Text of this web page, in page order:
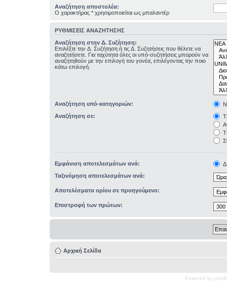
Αναζήτηση αποστολέα:
Ο χαρακτήρας * χρησιμοποιείται ως μπαλαντέρ
ΡΥΘΜΊΣΕΙΣ ΑΝΑΖΉΤΗΣΗΣ
Αναζήτηση στην Δ. Συζήτηση:
Επιλέξτε την Δ. Συζήτηση ή τις Δ. Συζητήσεις που θέλετε να
αναζητήσετε. Για ταχύτητα όλες οι υπό-συζητήσεις μπορούν να
αναζητηθούν με την επιλογή του γονέα, επιλέγοντας την ποιο
κάτω επιλογή.
Αναζήτηση υπό-κατηγοριών:
Αναζήτηση σε:
Εμφάνιση αποτελεσμάτων ανά:
Ταξινόμηση αποτελεσμάτων ανά:
Αποτελέσματα ορίου σε προηγούμενο:
Επιστροφή των πρώτων:
Αρχική Σελίδα
Powered by